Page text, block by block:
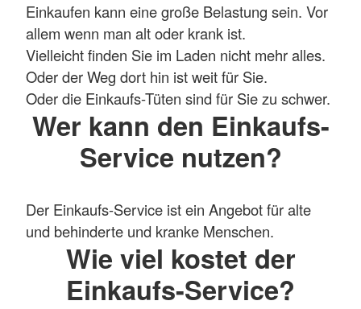
Einkaufen kann eine große Belastung sein. Vor
allem wenn man alt oder krank ist.
Vielleicht finden Sie im Laden nicht mehr alles.
Oder der Weg dort hin ist weit für Sie.
Oder die Einkaufs-Tüten sind für Sie zu schwer.
Wer kann den Einkaufs-
Service nutzen?
Der Einkaufs-Service ist ein Angebot für alte
und behinderte und kranke Menschen.
Wie viel kostet der
Einkaufs-Service?